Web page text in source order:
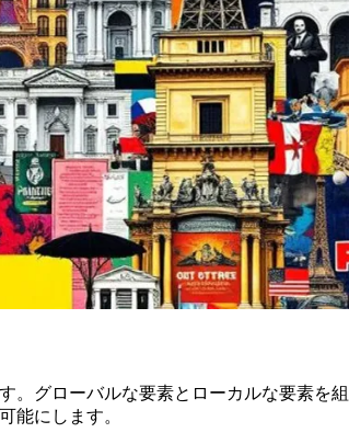
グローバルな要素とローカルな要素を
能にします。